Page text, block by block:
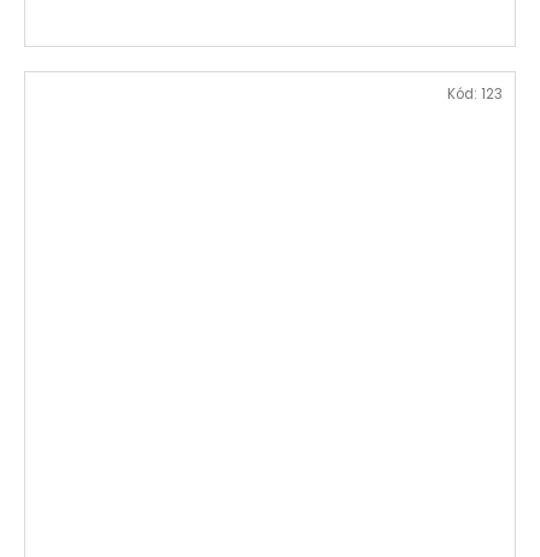
Kód: 123